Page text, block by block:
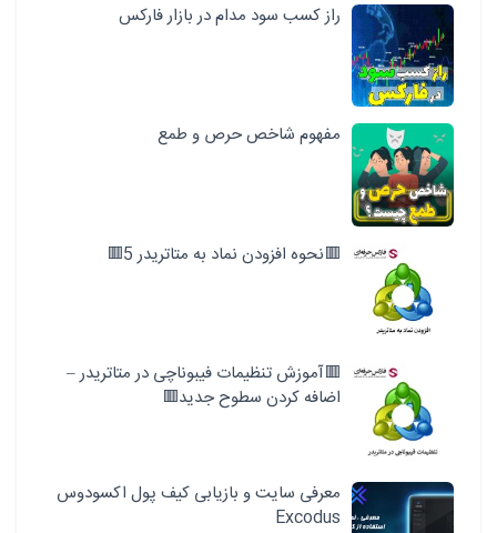
راز کسب سود مدام در بازار فارکس
مفهوم شاخص حرص و طمع
🟥نحوه افزودن نماد به متاتریدر 5🟥
🟥آموزش تنظیمات فیبوناچی در متاتریدر –
اضافه کردن سطوح جدید🟥
معرفی سایت و بازیابی کیف پول اکسودوس
Excodus